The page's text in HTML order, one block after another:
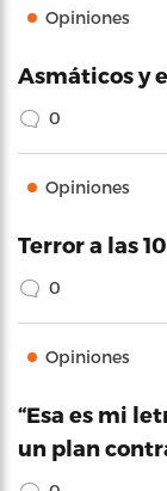
Opiniones
Asmáticos y
0
Opiniones
Terror a las
0
Opiniones
“Esa es mi
un plan